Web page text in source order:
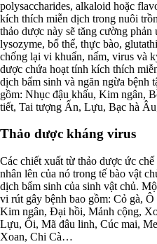
polysaccharides, alkaloid hoặc
kích thích miễn dịch trong nuôi
thảo dược này sẽ tăng cường
lysozyme, bổ thể, thực bào,
chống lại vi khuẩn, nấm, virus và
dược chứa hoạt tính kích thích
dịch bẩm sinh và ngăn ngừa bệnh
gồm: Nhục đậu khấu, Kim ngân,
tiết, Tai tượng Ấn, Lựu, Bạc hà
Thảo dược kháng virus
Các chiết xuất từ thảo dược ức
nhân lên của nó trong tế bào vật
dịch bẩm sinh của sinh vật chủ.
vi rút gây bệnh bao gồm: Cỏ gà,
Kim ngân, Đại hồi, Mảnh cộng,
Lựu, Ổi, Mã đâu linh, Cúc mai,
Xoan, Chi Cà…